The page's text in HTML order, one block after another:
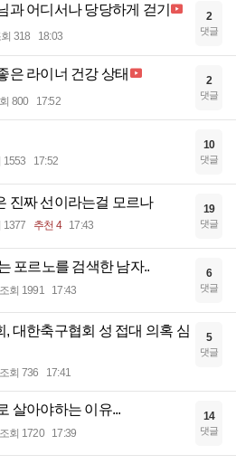
과 어디서나 당당하게 걷기
318 18:03
2
댓글
은 라이너 건강 상태
800 17:52
2
댓글
1553 17:52
10
댓글
진짜 선이라는걸 모르나
1377 추천 4 17:43
19
댓글
포르노를 검색한 남자..
조회 1991 17:43
6
댓글
, 대한축구협회 성 접대 의혹 심
조회 736 17:41
5
댓글
살아야하는 이유...
조회 1720 17:39
14
댓글